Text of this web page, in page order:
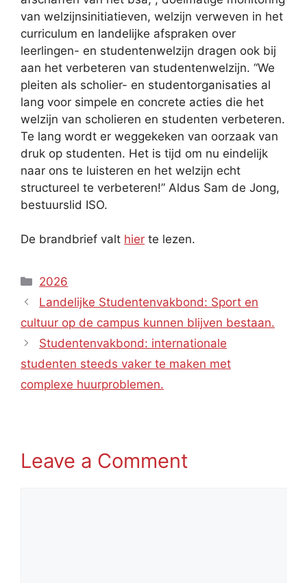
van welzijnsinitiatieven, welzijn verweven in het
curriculum en landelijke afspraken over
leerlingen- en studentenwelzijn dragen ook bij
aan het verbeteren van studentenwelzijn. “We
pleiten als scholier- en studentorganisaties al
lang voor simpele en concrete acties die het
welzijn van scholieren en studenten verbeteren.
Te lang wordt er weggekeken van oorzaak van
druk op studenten. Het is tijd om nu eindelijk
naar ons te luisteren en het welzijn echt
structureel te verbeteren!” Aldus Sam de Jong,
bestuurslid ISO.
De brandbrief valt hier te lezen.
Categories
2026
Landelijke Studentenvakbond: Sport en
cultuur op de campus kunnen blijven bestaan.
Studentenvakbond: internationale
studenten steeds vaker te maken met
complexe huurproblemen.
Leave a Comment